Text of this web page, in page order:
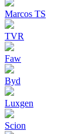
Marcos TS
TVR
Faw
Byd
Luxgen
Scion